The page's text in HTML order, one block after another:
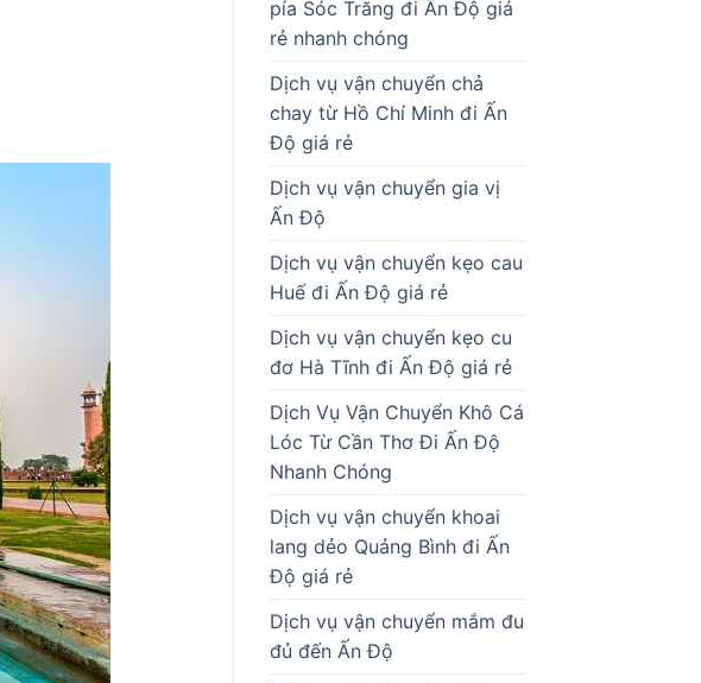
pía Sóc Trăng đi Ấn Độ giá
rẻ nhanh chóng
Dịch vụ vận chuyển chả
chay từ Hồ Chí Minh đi Ấn
Độ giá rẻ
Dịch vụ vận chuyển gia vị
Ấn Độ
Dịch vụ vận chuyển kẹo cau
Huế đi Ấn Độ giá rẻ
Dịch vụ vận chuyển kẹo cu
đơ Hà Tĩnh đi Ấn Độ giá rẻ
Dịch Vụ Vận Chuyển Khô Cá
Lóc Từ Cần Thơ Đi Ấn Độ
Nhanh Chóng
Dịch vụ vận chuyển khoai
lang dẻo Quảng Bình đi Ấn
Độ giá rẻ
Dịch vụ vận chuyển mắm đu
đủ đến Ấn Độ